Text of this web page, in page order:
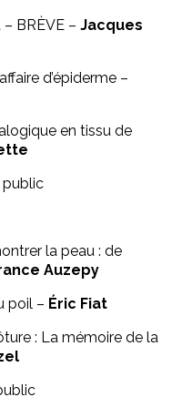
BRÈVE – Jacques
d’épiderme –
en tissu de
public
la peau : de
Auzepy
poil – Éric Fiat
: La mémoire de la